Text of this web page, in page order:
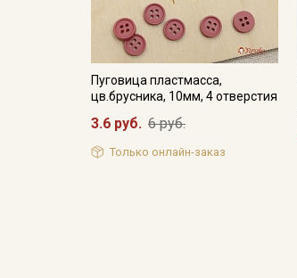
Пуговица пластмасса,
цв.брусника, 10мм, 4 отверстия
3.6 руб. 6 руб.
Только онлайн-заказ